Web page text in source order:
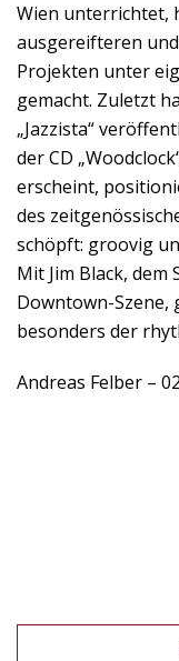
Wien unterrichtet,
ausgereifteren
Projekten unter
gemacht. Zuletzt
„Jazzista“
der CD
erscheint,
des
schöpft: groovig
Mit Jim Black,
Downtown-Szene,
besonders der
Andreas Felber –